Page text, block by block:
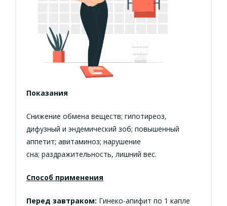
Показания
Снижение обмена веществ; гипотиреоз,
дифузный и эндемический зоб; повышенный
аппетит; авитаминоз; нарушение
сна; раздражительность, лишний вес.
Способ применения
Перед завтраком: Гинеко-апифит по 1 капле